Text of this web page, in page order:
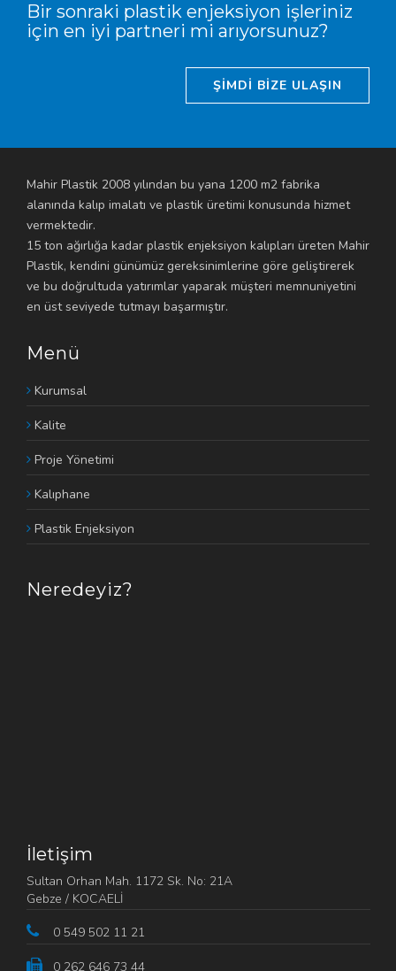
Bir sonraki plastik enjeksiyon işleriniz
için en iyi partneri mi arıyorsunuz?
ŞİMDİ BİZE ULAŞIN
Mahir Plastik 2008 yılından bu yana 1200 m2 fabrika
alanında kalıp imalatı ve plastik üretimi konusunda hizmet
vermektedir.
15 ton ağırlığa kadar plastik enjeksiyon kalıpları üreten Mahir
Plastik, kendini günümüz gereksinimlerine göre geliştirerek
ve bu doğrultuda yatırımlar yaparak müşteri memnuniyetini
en üst seviyede tutmayı başarmıştır.
Menü
Kurumsal
Kalite
Proje Yönetimi
Kalıphane
Plastik Enjeksiyon
Neredeyiz?
İletişim
Sultan Orhan Mah. 1172 Sk. No: 21A
Gebze / KOCAELİ
0 549 502 11 21
0 262 646 73 44